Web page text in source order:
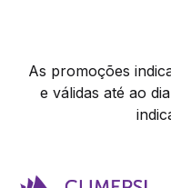
As promoções
e válidas até ao